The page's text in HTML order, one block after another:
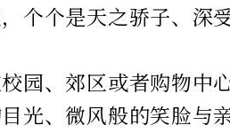
个个是天之骄子、深受
园、郊区或者购物中
光、微风般的笑脸与